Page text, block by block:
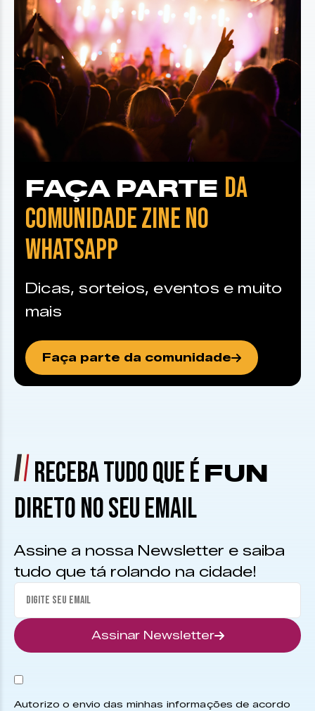
FAÇA PARTE DA
COMUNIDADE ZINE NO
WHATSAPP
Dicas, sorteios, eventos e muito
mais
Faça parte da comunidade
RECEBA TUDO QUE É FUN
DIRETO NO SEU EMAIL
Assine a nossa Newsletter e saiba
tudo que tá rolando na cidade!
Assinar Newsletter
Autorizo o envio das minhas informações de acordo